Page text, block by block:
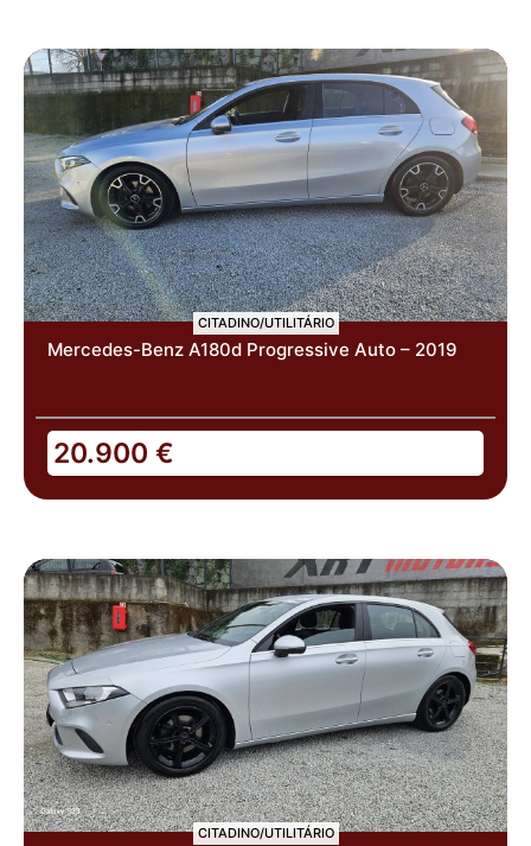
CITADINO/UTILITÁRIO
Mercedes-Benz A180d Progressive Auto – 2019
20.900 €
CITADINO/UTILITÁRIO